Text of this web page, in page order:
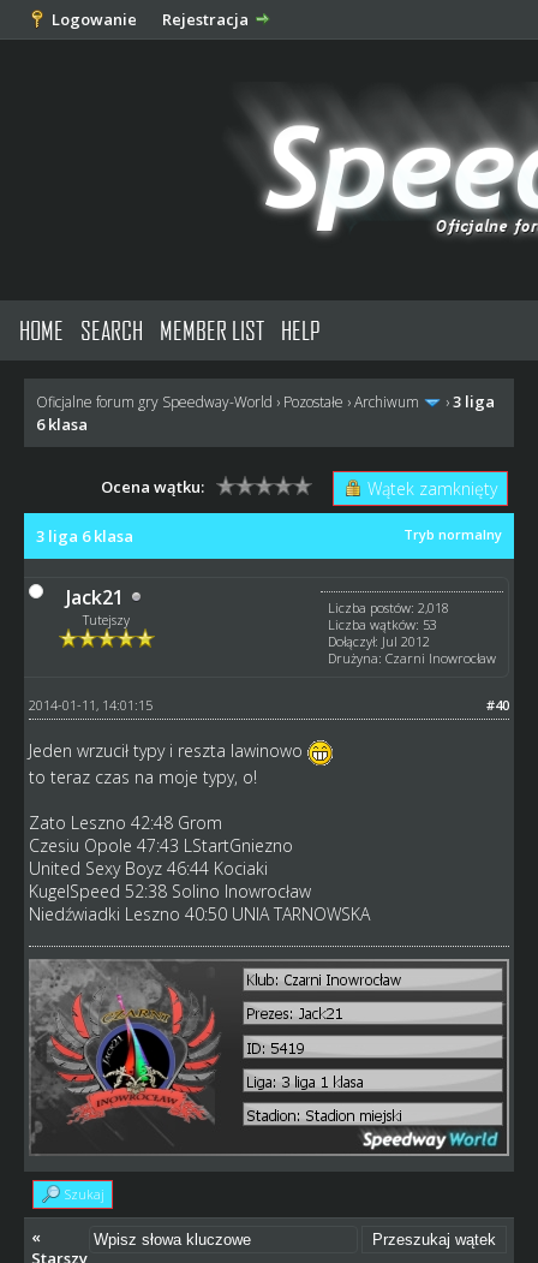
Logowanie Rejestracja
HOME SEARCH MEMBER LIST HELP
Oficjalne forum gry Speedway-World › Pozostałe ›Archiwum ›3 liga
6 klasa
Wątek zamknięty
Ocena wątku:
Tryb normalny
3 liga 6 klasa
Jack21
Tutejszy
Liczba postów: 2,018
Liczba wątków: 53
Dołączył: Jul 2012
Drużyna: Czarni Inowrocław
#40
2014-01-11, 14:01:15
Jeden wrzucił typy i reszta lawinowo
to teraz czas na moje typy, o!
Zato Leszno 42:48 Grom
Czesiu Opole 47:43 LStartGniezno
United Sexy Boyz 46:44 Kociaki
KugelSpeed 52:38 Solino Inowrocław
Niedźwiadki Leszno 40:50 UNIA TARNOWSKA
Szukaj
«
Starszy